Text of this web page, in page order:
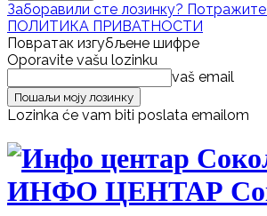
Заборавили сте лозинку?
ПОЛИТИКА ПРИВАТНОСТИ
Повратак изгубљене шифре
Oporavite vašu lozinku
vaš email
Lozinka će vam biti poslata emailom
ИНФО ЦЕНТАР